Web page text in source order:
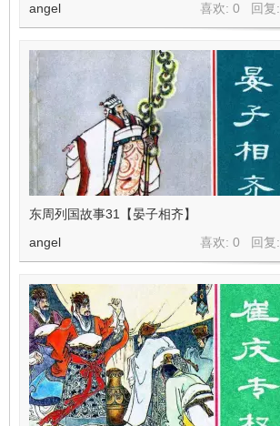
喜欢: 0 回复:
angel
东周列国故事31【晏子相齐】
喜欢: 0 回复:
angel